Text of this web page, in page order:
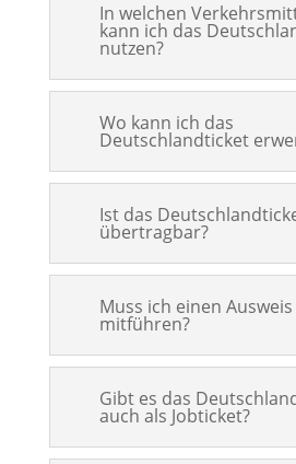
In welchen
kann ich das
nutzen?
Wo kann ich das
Deutschlandticket
Ist das
übertragbar?
Muss ich einen Ausweis
mitführen?
Gibt es das
auch als Jobticket?